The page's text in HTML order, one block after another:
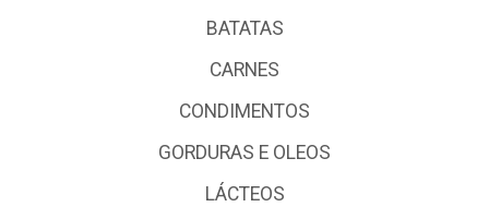
BATATAS
CARNES
CONDIMENTOS
GORDURAS E OLEOS
LÁCTEOS